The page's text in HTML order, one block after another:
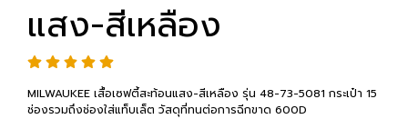
แสง-สีเหลือง
MILWAUKEE เสื้อเซฟตี้สะท้อนแสง-สีเหลือง รุ่น 48-73-5081 กระเป๋า 15
ช่องรวมถึงช่องใส่แท็บเล็ต วัสดุที่ทนต่อการฉีกขาด 600D